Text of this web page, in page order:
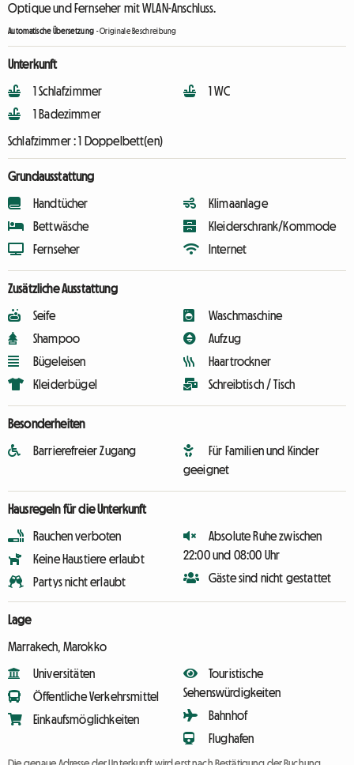
Optique und Fernseher mit WLAN-Anschluss.
Automatische Übersetzung -Originale Beschreibung
Unterkunft
1 Schlafzimmer
1 Badezimmer
1 WC
Schlafzimmer :1 Doppelbett(en)
Grundausstattung
Handtücher
Bettwäsche
Fernseher
Klimaanlage
Kleiderschrank/Kommode
Internet
Zusätzliche Ausstattung
Seife
Shampoo
Bügeleisen
Kleiderbügel
Waschmaschine
Aufzug
Haartrockner
Schreibtisch / Tisch
Besonderheiten
Barrierefreier Zugang
Für Familien und Kinder
geeignet
Hausregeln für die Unterkunft
Rauchen verboten
Keine Haustiere erlaubt
Partys nicht erlaubt
Absolute Ruhe zwischen
22:00 und 08:00 Uhr
Gäste sind nicht gestattet
Lage
Marrakech, Marokko
Universitäten
Öffentliche Verkehrsmittel
Einkaufsmöglichkeiten
Touristische
Sehenswürdigkeiten
Bahnhof
Flughafen